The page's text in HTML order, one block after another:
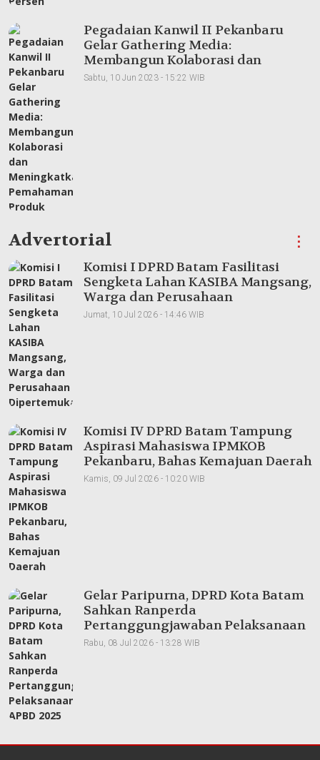
Pegadaian Kanwil II Pekanbaru
Gelar Gathering Media:
Membangun Kolaborasi dan
Meningkatkan Pemahaman Produk
Sabtu, 10 Jun 2023 - 15:22 WIB
Advertorial ⋮
Komisi I DPRD Batam Fasilitasi
Sengketa Lahan KASIBA Mangsang,
Warga dan Perusahaan
Dipertemukan
Jumat, 10 Jul 2026 - 14:46 WIB
Komisi IV DPRD Batam Tampung
Aspirasi Mahasiswa IPMKOB
Pekanbaru, Bahas Kemajuan Daerah
Kamis, 09 Jul 2026 - 10:20 WIB
Gelar Paripurna, DPRD Kota Batam
Sahkan Ranperda
Pertanggungjawaban Pelaksanaan
APBD 2025
Rabu, 08 Jul 2026 - 13:28 WIB